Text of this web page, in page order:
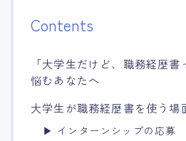
14.デジタル化やAIの進化がも
Contents
「大学生だけど、職務経歴
悩むあなたへ
大学生が職務経歴書を使う場
▶ インターンシップの応募